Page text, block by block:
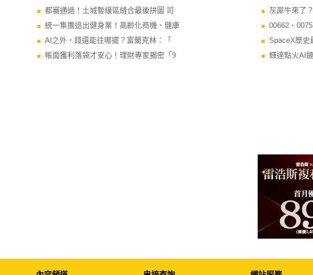
都審通過！土城暫緩區縫合最後拼圖 司
統一集團退出健身業！高齡化商機、健康
AI之外，錢還能往哪擺？富蘭克林：「
帳面獲利落袋才安心！理財專家揭密「9
灰犀牛來了
00662、
SpaceX歷史
輝達點火AI